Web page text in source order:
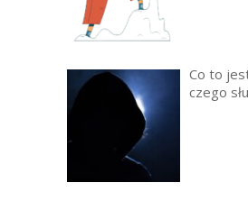
Co to
czego